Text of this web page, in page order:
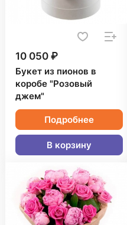
10 050 ₽
Букет из пионов в
коробе "Розовый
джем"
Подробнее
В корзину